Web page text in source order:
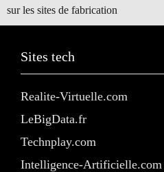
sur les sites de fabrication
Sites tech
Realite-Virtuelle.com
LeBigData.fr
Technplay.com
Intelligence-Artificielle.com